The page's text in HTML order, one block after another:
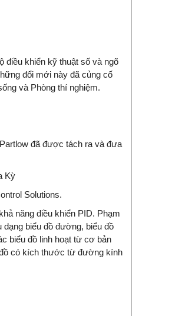
điều khiển kỹ thuật số và ngõ
đổi mới này đã củng cố
và Phòng thí nghiệm.
đã được tách ra và đưa
Kỳ
Solutions.
năng điều khiển PID. Phạm
biểu đồ đường, biểu đồ
biểu đồ linh hoạt từ cơ bản
có kích thước từ đường kính